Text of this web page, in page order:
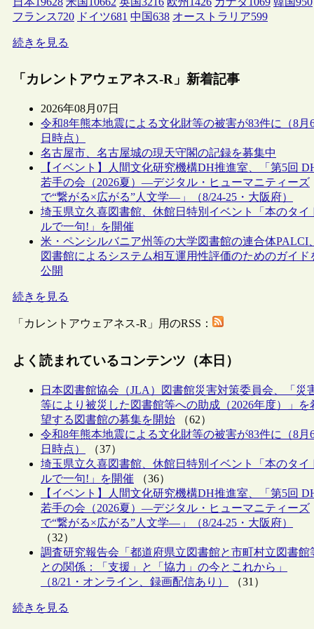
フランス720 ドイツ681 中国638 オーストラリア599
続きを見る
「カレントアウェアネス-R」新着記事
2026年08月07日
令和8年熊本地震による文化財等の被害が83件に（8月
日時点）
名古屋市、名古屋城の現天守閣の記録を募集中
【イベント】人間文化研究機構DH推進室、「第5回
若手の会（2026夏）―デジタル・ヒューマニティーズ
で“繋がる×広がる”人文学―」（8/24-25・大阪府）
埼玉県立久喜図書館、休館日特別イベント「本のタイ
ルで一句!」を開催
米・ペンシルバニア州等の大学図書館の連合体PALCI、
図書館によるシステム相互運用性評価のためのガイド
公開
続きを見る
「カレントアウェアネス-R」用のRSS：
よく読まれているコンテンツ（本日）
日本図書館協会（JLA）図書館災害対策委員会、「災
等により被災した図書館等への助成（2026年度）」を
望する図書館の募集を開始 （62）
令和8年熊本地震による文化財等の被害が83件に（8月
日時点）
（37）
埼玉県立久喜図書館、休館日特別イベント「本のタイ
ルで一句!」を開催 （36）
【イベント】人間文化研究機構DH推進室、「第5回
若手の会（2026夏）―デジタル・ヒューマニティーズ
で“繋がる×広がる”人文学―」（8/24-25・大阪府）
（32）
調査研究報告会「都道府県立図書館と市町村立図書館
との関係：「支援」と「協力」の今とこれから」
（8/21・オンライン、録画配信あり）
（31）
続きを見る